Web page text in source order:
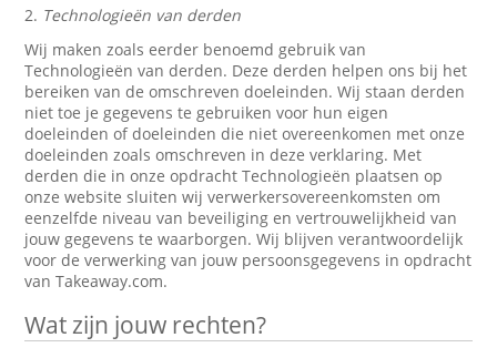
2. Technologieën van derden
Wij maken zoals eerder benoemd gebruik van
Technologieën van derden. Deze derden helpen ons bij het
bereiken van de omschreven doeleinden. Wij staan derden
niet toe je gegevens te gebruiken voor hun eigen
doeleinden of doeleinden die niet overeenkomen met onze
doeleinden zoals omschreven in deze verklaring. Met
derden die in onze opdracht Technologieën plaatsen op
onze website sluiten wij verwerkersovereenkomsten om
eenzelfde niveau van beveiliging en vertrouwelijkheid van
jouw gegevens te waarborgen. Wij blijven verantwoordelijk
voor de verwerking van jouw persoonsgegevens in opdracht
van Takeaway.com.
Wat zijn jouw rechten?